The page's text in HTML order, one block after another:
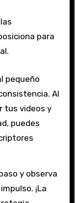
para
pequeño
Al
tus videos y
puedes
y observa
¡La